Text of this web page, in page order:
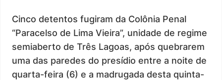
Cinco detentos fugiram da Colônia Penal
“Paracelso de Lima Vieira”, unidade de regime
semiaberto de Três Lagoas, após quebrarem
uma das paredes do presídio entre a noite de
quarta-feira (6) e a madrugada desta quinta-